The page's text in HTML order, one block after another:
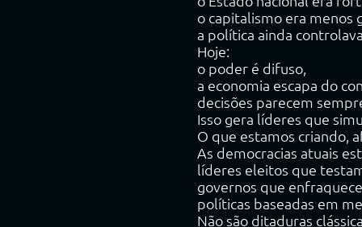
o capitalismo era menos
a política ainda
Hoje:
o poder é difuso,
a economia escapa do
decisões parecem
Isso gera líderes que
O que estamos criando,
As democracias atuais
líderes eleitos que
governos que
políticas baseadas em
Não são ditaduras